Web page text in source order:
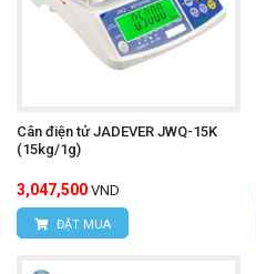
Cân điện tử JADEVER JWQ-15K
(15kg/1g)
3,047,500 VND
ĐẶT MUA